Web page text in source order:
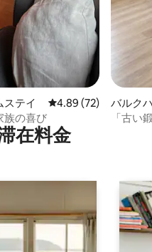
ステイ レビュー72件、5つ
4.89 (72)
族の喜び
バルク
ン・ア
「古い
在料⁠金